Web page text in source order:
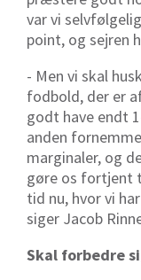
var vi
point, og sejren
- Men vi skal
fodbold, der er
godt have endt
anden
marginaler, og
gøre os fortjent
tid nu, hvor vi
siger Jacob
Skal forbedre